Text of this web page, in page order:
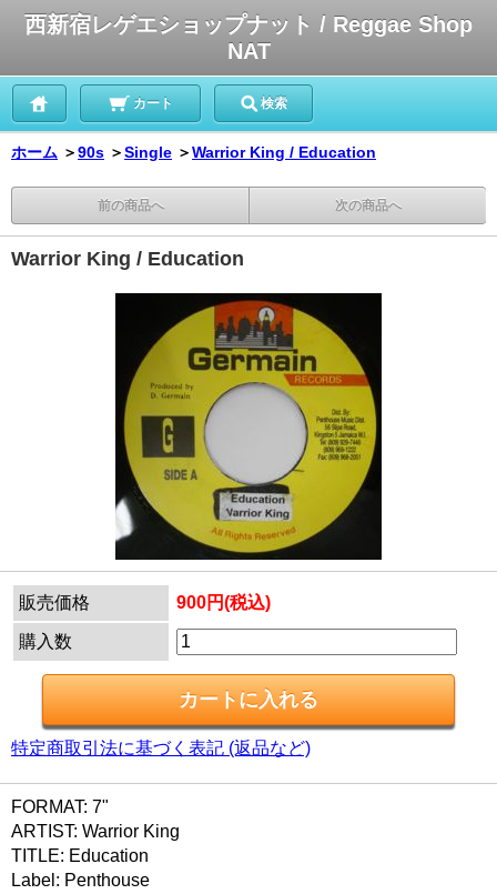
西新宿レゲエショップナット / Reggae Shop
NAT
カート 検索
ホーム ＞90s ＞Single ＞Warrior King / Education
前の商品へ 次の商品へ
Warrior King / Education
販売価格 900円(税込)
購入数
特定商取引法に基づく表記 (返品など)
FORMAT: 7"
ARTIST: Warrior King
TITLE: Education
Label: Penthouse